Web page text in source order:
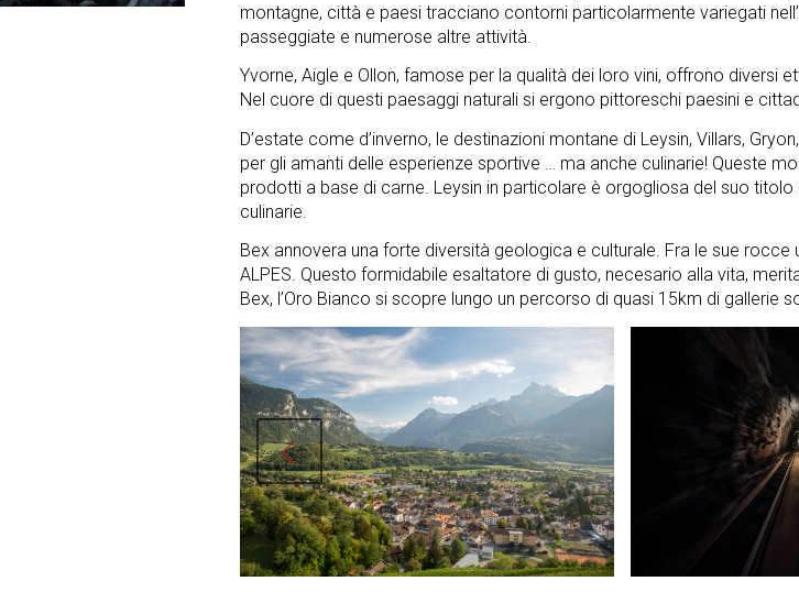
montagne, città e paesi tracciano contorni particolarmente variegati
passeggiate e numerose altre attività.
Yvorne, Aigle e Ollon, famose per la qualità dei loro vini, offrono diversi
Nel cuore di questi paesaggi naturali si ergono pittoreschi paesini e
D’estate come d’inverno, le destinazioni montane di Leysin, Villars,
per gli amanti delle esperienze sportive … ma anche culinarie! Queste
prodotti a base di carne. Leysin in particolare è orgogliosa del suo titolo
culinarie.
Bex annovera una forte diversità geologica e culturale. Fra le sue
ALPES. Questo formidabile esaltatore di gusto, necesario alla vita,
Bex, l’Oro Bianco si scopre lungo un percorso di quasi 15km di gallerie